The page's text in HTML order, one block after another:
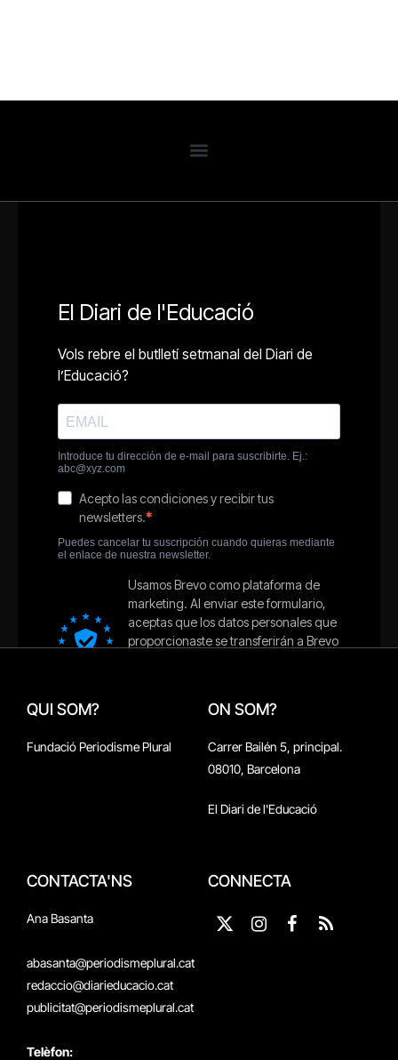
QUI SOM?
Fundació Periodisme Plural
ON SOM?
Carrer Bailén 5, principal.
08010, Barcelona
El Diari de l'Educació
CONTACTA'NS
Ana Basanta
abasanta@periodismeplural.cat
redaccio@diarieducacio.cat
publicitat@periodismeplural.cat
Telèfon:
CONNECTA
X
InstagramFacebook
RSS